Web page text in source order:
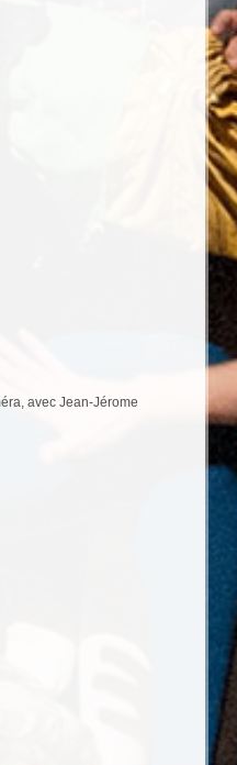
avec Jean-Jérome